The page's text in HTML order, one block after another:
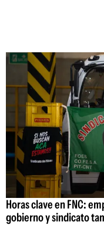
Horas clave en FNC:
gobierno y sindicato